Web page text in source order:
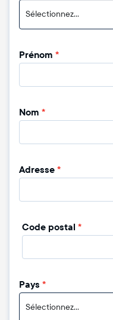
Sélectionnez...
Prénom *
Nom *
Adresse*
Code postal *
Pays *
Sélectionnez...